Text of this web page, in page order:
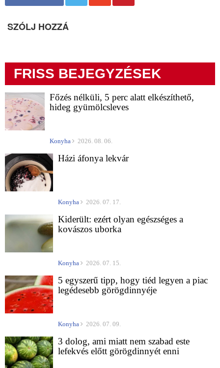
SZÓLJ HOZZÁ
FRISS BEJEGYZÉSEK
Főzés nélküli, 5 perc alatt elkészíthető,
hideg gyümölcsleves
Konyha 2026. 08. 06.
Házi áfonya lekvár
Konyha 2026. 07. 17.
Kiderült: ezért olyan egészséges a
kovászos uborka
Konyha 2026. 07. 15.
5 egyszerű tipp, hogy tiéd legyen a piac
legédesebb görögdinnyéje
Konyha 2026. 07. 09.
3 dolog, ami miatt nem szabad este
lefekvés előtt görögdinnyét enni